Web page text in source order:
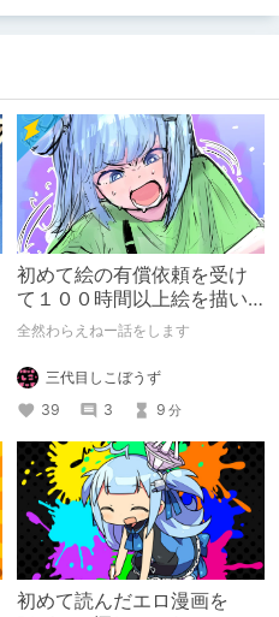
初めて絵の有償依頼を受け
て１００時間以上絵を描い
た話
全然わらえねー話をします
三代目しこぼうず
39
3 9 分
初めて読んだエロ漫画を